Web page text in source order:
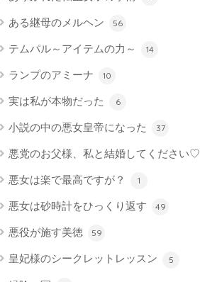
ある継母のメルヘン 56
テムパル～アイテムの力～ 14
ランプのアミーナ 10
実は私が本物だった 6
小説の中の悪女皇帝になった 37
悪党のお父様、私と結婚してください♡
悪女は楽で最高ですが？ 1
悪女は砂時計をひっくり返す 49
悪役が施す美徳 59
皇妃様のシークレットレッスン 5